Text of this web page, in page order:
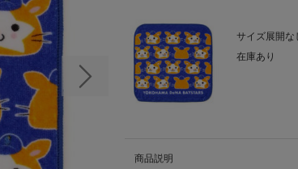
次の画像
サイズ展開な
在庫あり
商品説明